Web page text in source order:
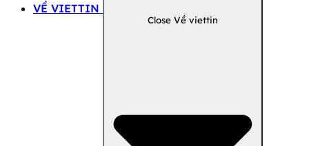
VỀ VIETTIN
Close Về viettin